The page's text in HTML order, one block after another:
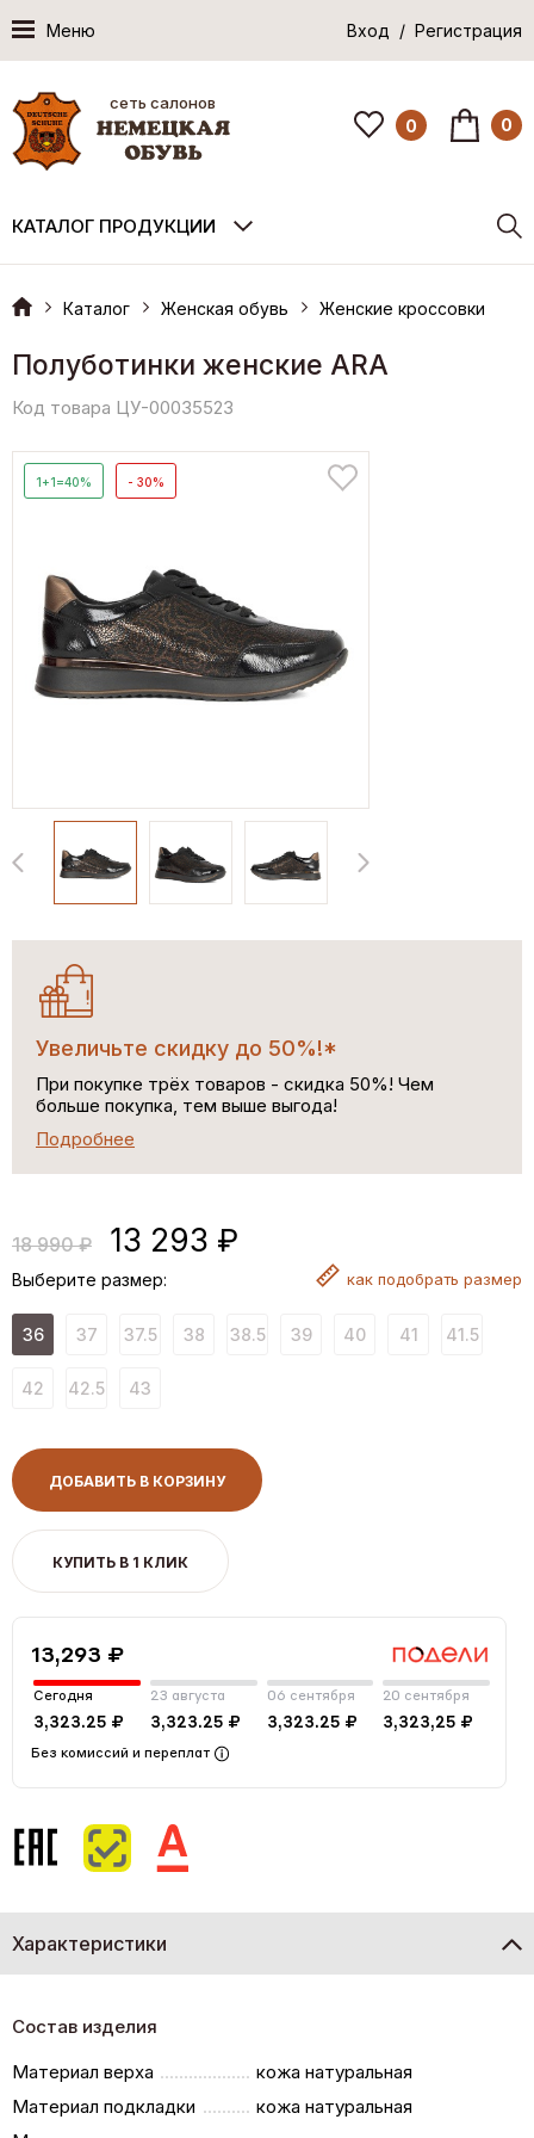
Меню Вход / Регистрация
сеть салонов
0 0
КАТАЛОГ ПРОДУКЦИИ
Каталог Женская обувь Женские кроссовки
Полуботинки женские ARA
Код товара ЦУ-00035523
1+1=40% - 30%
Увеличьте скидку до 50%!*
При покупке трёх товаров - скидка 50%! Чем
больше покупка, тем выше выгода!
Подробнее
18 990 ₽ 13 293 ₽
Выберите размер: как подобрать размер
36 37 37.5 38 38.5 39 40 41 41.5
42 42.5 43
ДОБАВИТЬ В КОРЗИНУ
КУПИТЬ В 1 КЛИК
13,293 ₽
Сегодня
3,323.25 ₽
23 августа
3,323.25 ₽
06 сентября
3,323.25 ₽
20 сентября
3,323,25 ₽
Без комиссий и переплат
Характеристики
Состав изделия
Материал верха
кожа натуральная
Материал подкладки
кожа натуральная